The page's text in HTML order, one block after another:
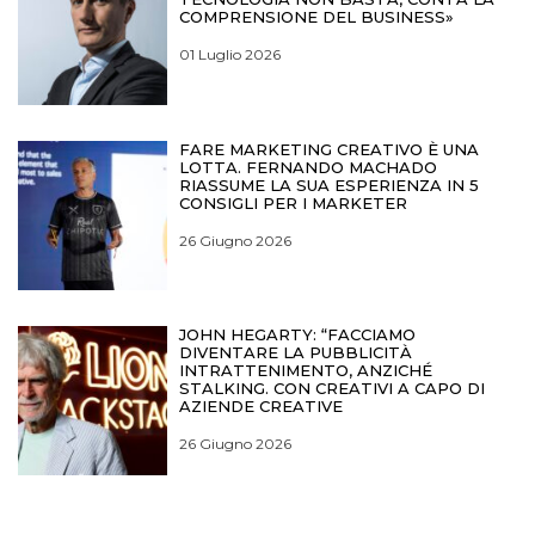
COMPRENSIONE DEL BUSINESS»
01 Luglio 2026
FARE MARKETING CREATIVO È UNA
LOTTA. FERNANDO MACHADO
RIASSUME LA SUA ESPERIENZA IN 5
CONSIGLI PER I MARKETER
26 Giugno 2026
JOHN HEGARTY: “FACCIAMO
DIVENTARE LA PUBBLICITÀ
INTRATTENIMENTO, ANZICHÉ
STALKING. CON CREATIVI A CAPO DI
AZIENDE CREATIVE
26 Giugno 2026